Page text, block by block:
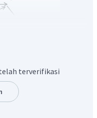
seperti di atas
terverifikasi